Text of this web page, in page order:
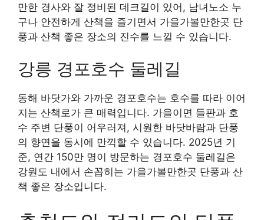
만한 경사와 잘 정비된 데크길이 있어, 남녀노소 누
구나 안전하게 산책을 즐기면서 가을가볼만한곳 단
풍과 산책 좋은 장소의 진수를 느낄 수 있습니다.
강릉 경포호수 둘레길
동해 바닷가와 가까운 경포호수는 호수를 따라 이어
지는 산책로가 큰 매력입니다. 가을이면 들판과 호
수 주변 단풍이 어우러져, 시원한 바닷바람과 단풍
의 향연을 동시에 만끽할 수 있습니다. 2025년 기
준, 연간 150만 명이 방문하는 경포호수 둘레길은
강원도 내에서 손꼽히는 가을가볼만한곳 단풍과 산
책 좋은 장소입니다.